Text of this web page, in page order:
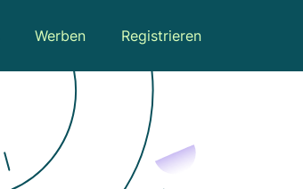
Werben Registrieren